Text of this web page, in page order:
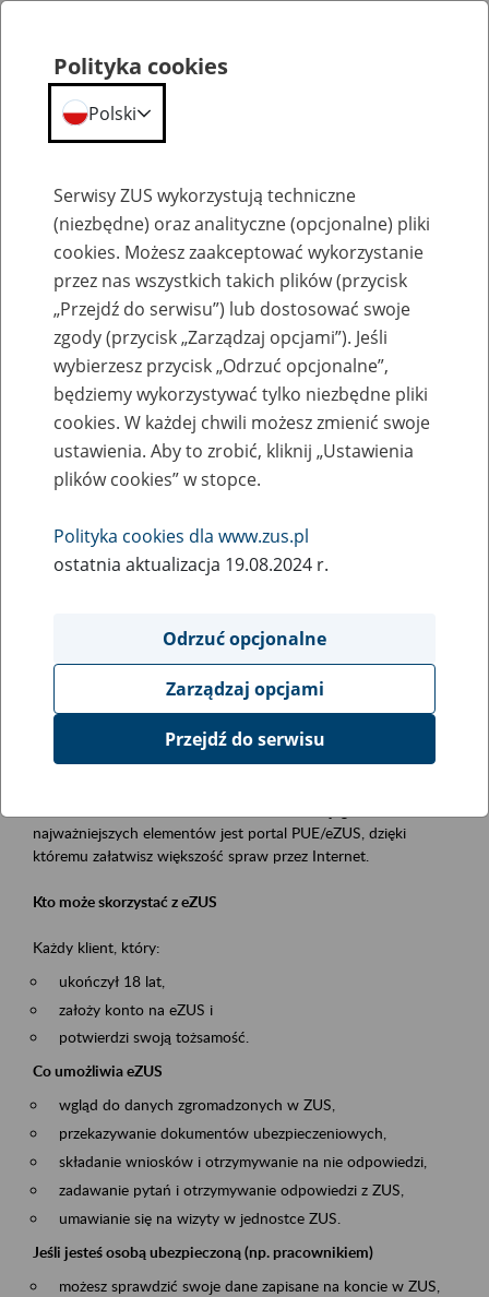
Szkolenia
Zaproś ZUS do siebie - zakładanie profili
eZUS w siedzibie Twojej firmy
Rodzaj wydarzenia
Szkolenia
Obszar merytoryczny
obsługa klientów
Opis wydarzenia
Platforma Usług Elektronicznych ZUS eZUS
najważniejszych elementów jest portal PUE/eZUS, dzięki
któremu załatwisz większość spraw przez Internet.
Kto może skorzystać z eZUS
Każdy klient, który:
ukończył 18 lat,
założy konto na eZUS i
potwierdzi swoją tożsamość.
Co umożliwia eZUS
wgląd do danych zgromadzonych w ZUS,
przekazywanie dokumentów ubezpieczeniowych,
składanie wniosków i otrzymywanie na nie odpowiedzi,
zadawanie pytań i otrzymywanie odpowiedzi z ZUS,
umawianie się na wizyty w jednostce ZUS.
Jeśli jesteś osobą ubezpieczoną (np. pracownikiem)
możesz sprawdzić swoje dane zapisane na koncie w ZUS,
Polityka cookies
Polski
Serwisy ZUS wykorzystują techniczne
(niezbędne) oraz analityczne (opcjonalne) pliki
cookies. Możesz zaakceptować wykorzystanie
przez nas wszystkich takich plików (przycisk
„Przejdź do serwisu”) lub dostosować swoje
zgody (przycisk „Zarządzaj opcjami”). Jeśli
wybierzesz przycisk „Odrzuć opcjonalne”,
będziemy wykorzystywać tylko niezbędne pliki
cookies. W każdej chwili możesz zmienić swoje
ustawienia. Aby to zrobić, kliknij „Ustawienia
plików cookies” w stopce.
Polityka cookies dla www.zus.pl
ostatnia aktualizacja 19.08.2024 r.
Odrzuć opcjonalne
Zarządzaj opcjami
Przejdź do serwisu